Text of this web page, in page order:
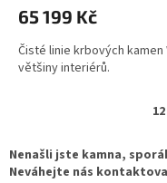
65 199 Kč
Čisté linie krbových
většiny interiérů.
12
Nenašli jste kamna,
Neváhejte nás